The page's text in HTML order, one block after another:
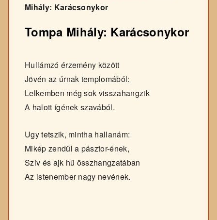
Mihály: Karácsonykor
Tompa Mihály: Karácsonykor
Hullámzó érzemény között
Jövén az úrnak templomából:
Lelkemben még sok visszahangzik
A halott ígének szavából.
Ugy tetszik, mintha hallanám:
Mikép zendűl a pásztor-ének,
Sziv és ajk hű összhangzatában
Az istenember nagy nevének.